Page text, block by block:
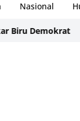
Nasional
Banten